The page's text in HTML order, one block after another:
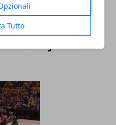
Tutto
il vorticoso e
LeBron James